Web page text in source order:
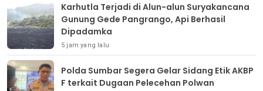
Karhutla Terjadi di Alun-alun Suryakancana
Gunung Gede Pangrango, Api Berhasil
Dipadamka
5 jam yang lalu
Polda Sumbar Segera Gelar Sidang Etik AKBP
F terkait Dugaan Pelecehan Polwan